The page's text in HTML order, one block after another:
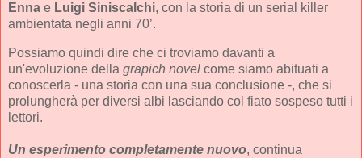
Enna e Luigi Siniscalchi, con la storia di un serial killer
ambientata negli anni 70’.
Possiamo quindi dire che ci troviamo davanti a
un'evoluzione della grapich novel come siamo abituati a
conoscerla - una storia con una sua conclusione -, che si
prolungherà per diversi albi lasciando col fiato sospeso tutti i
lettori.
Un esperimento completamente nuovo, continua